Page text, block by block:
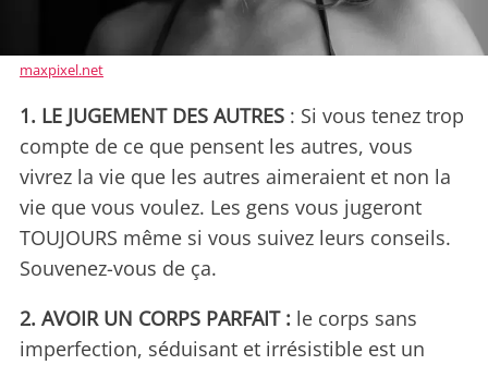
maxpixel.net
1. LE JUGEMENT DES AUTRES : Si vous tenez trop
compte de ce que pensent les autres, vous
vivrez la vie que les autres aimeraient et non la
vie que vous voulez. Les gens vous jugeront
TOUJOURS même si vous suivez leurs conseils.
Souvenez-vous de ça.
2. AVOIR UN CORPS PARFAIT : le corps sans
imperfection, séduisant et irrésistible est un